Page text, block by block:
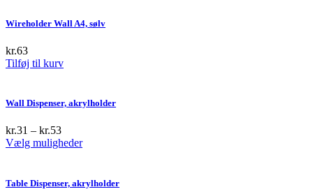
Wireholder Wall A4, sølv
kr.63
Tilføj til kurv
Wall Dispenser, akrylholder
kr.31 – kr.53
Vælg mulighederThis
multiple
Table Dispenser, akrylholder